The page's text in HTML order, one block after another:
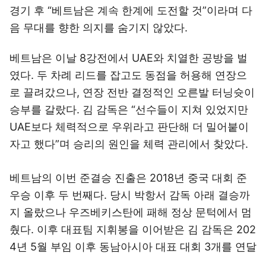
경기 후 “베트남은 계속 한계에 도전할 것”이라며 다
음 무대를 향한 의지를 숨기지 않았다.
베트남은 이날 8강전에서 UAE와 치열한 공방을 벌
였다. 두 차례 리드를 잡고도 동점을 허용해 연장으
로 끌려갔으나, 연장 전반 결정적인 오른발 터닝슛이
승부를 갈랐다. 김 감독은 “선수들이 지쳐 있었지만
UAE보다 체력적으로 우위라고 판단해 더 밀어붙이
자고 했다”며 승리의 원인을 체력 관리에서 찾았다.
베트남의 이번 준결승 진출은 2018년 중국 대회 준
우승 이후 두 번째다. 당시 박항서 감독 아래 결승까
지 올랐으나 우즈베키스탄에 패해 정상 문턱에서 멈
췄다. 이후 대표팀 지휘봉을 이어받은 김 감독은 202
4년 5월 부임 이후 동남아시아 대표 대회 3개를 연달